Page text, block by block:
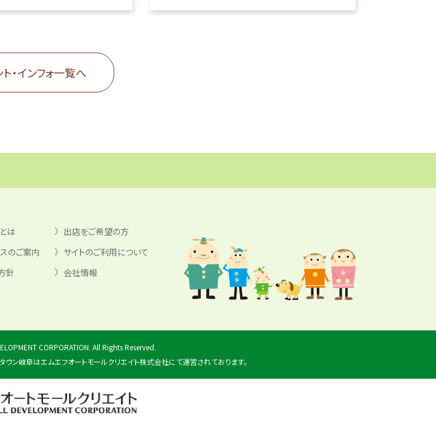
・インフォ一覧へ
は
出店をご希望の方
のご案内
サイトのご利用について
針
会社情報
CORPORATION. All Rights Reserved.
ウン岐阜はエムエフオートモールクリエイト株式会社にて運営されております。